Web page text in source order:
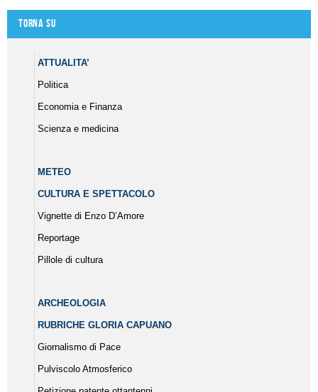
Torna su
ATTUALITA’
Politica
Economia e Finanza
Scienza e medicina
METEO
CULTURA E SPETTACOLO
Vignette di Enzo D’Amore
Reportage
Pillole di cultura
ARCHEOLOGIA
RUBRICHE GLORIA CAPUANO
Giornalismo di Pace
Pulviscolo Atmosferico